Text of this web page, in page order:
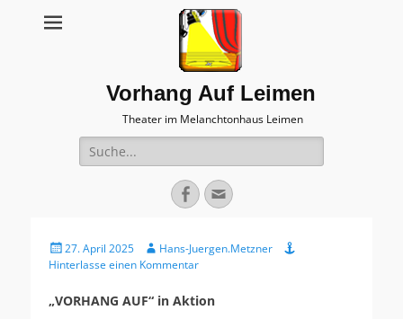
Vorhang Auf Leimen
Theater im Melanchtonhaus Leimen
Suche
nach:
Facebook
E-
Mail
Veröffentlicht
am
27. April 2025 AutorHans-Juergen.Metzner
Hinterlasse einen Kommentar
„VORHANG AUF“ in Aktion